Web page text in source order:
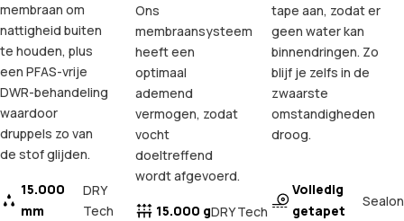
membraan om
nattigheid buiten
te houden, plus
een PFAS-vrije
DWR-behandeling
waardoor
druppels zo van
de stof glijden.
15.000
mm
DRY
Tech
Ons
membraansysteem
heeft een
optimaal
ademend
vermogen, zodat
vocht
doeltreffend
wordt afgevoerd.
15.000 gDRY Tech
tape aan, zodat er
geen water kan
binnendringen. Zo
blijf je zelfs in de
zwaarste
omstandigheden
droog.
Volledig
getapet
Sealon